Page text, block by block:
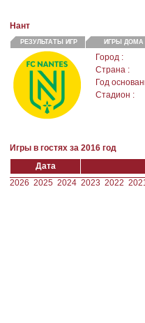
Нант
РЕЗУЛЬТАТЫ ИГР ИГРЫ ДОМА
Город :
Страна :
Год
Стадион :
Игры в гостях за 2016 год
Дата
2026 2025 2024 2023 2022